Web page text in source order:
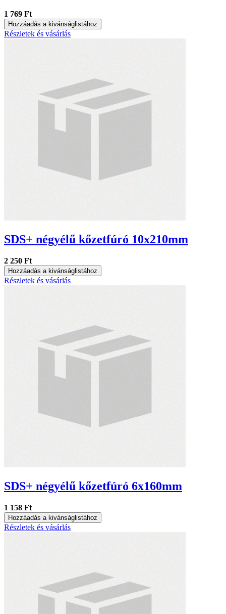
1 769 Ft
Hozzáadás a kivánságlistához
Részletek és vásárlás
SDS+ négyélű kőzetfúró 10x210mm
2 250 Ft
Hozzáadás a kivánságlistához
Részletek és vásárlás
SDS+ négyélű kőzetfúró 6x160mm
1 158 Ft
Hozzáadás a kivánságlistához
Részletek és vásárlás